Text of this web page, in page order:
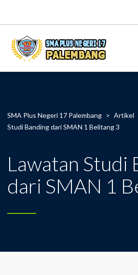
SMA Plus Negeri 17 Palembang > Artikel
Studi Banding dari SMAN 1 Belitang 3
Lawatan Studi
dari SMAN 1